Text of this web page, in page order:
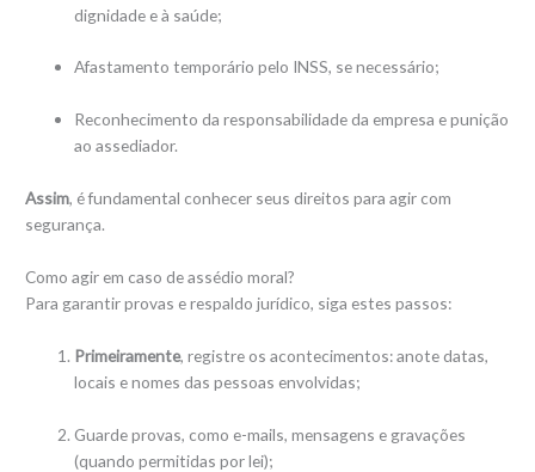
dignidade e à saúde;
Afastamento temporário pelo INSS, se necessário;
Reconhecimento da responsabilidade da empresa e punição
ao assediador.
Assim, é fundamental conhecer seus direitos para agir com
segurança.
Como agir em caso de assédio moral?
Para garantir provas e respaldo jurídico, siga estes passos:
Primeiramente, registre os acontecimentos: anote datas,
locais e nomes das pessoas envolvidas;
Guarde provas, como e-mails, mensagens e gravações
(quando permitidas por lei);